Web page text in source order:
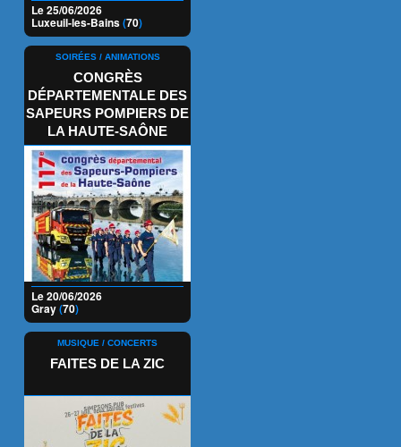
Le 25/06/2026
Luxeuil-les-Bains(70)
SOIRÉES / ANIMATIONS
CONGRÈS
DÉPARTEMENTALE DES
SAPEURS POMPIERS DE
LA HAUTE-SAÔNE
Le 20/06/2026
Gray(70)
MUSIQUE / CONCERTS
FAITES DE LA ZIC